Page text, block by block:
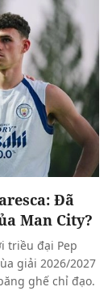
Đã
Man City?
triều đại Pep
giải 2026/2027
ghế chỉ đạo.